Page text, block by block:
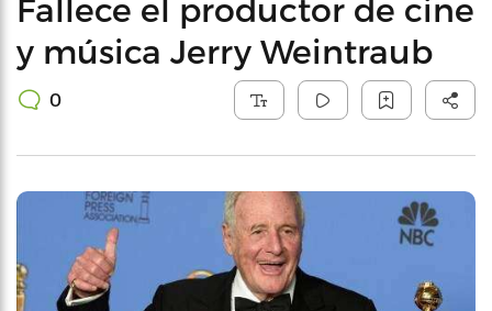
Fallece el productor de cine
y música Jerry Weintraub
0